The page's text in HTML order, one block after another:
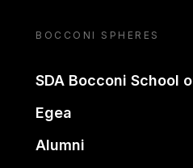
BOCCONI SPHERES
SDA Bocconi School
Egea
Alumni